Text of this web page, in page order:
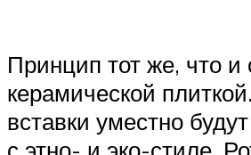
Принцип тот же, что и
керамической
вставки уместно